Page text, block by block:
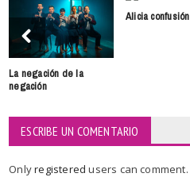
La negación de la
negación
Alicia confusión
ESCRIBE UN COMENTARIO
Onlyregisteredusers can comment.